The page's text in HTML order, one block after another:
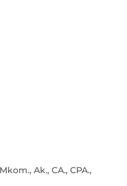
Ak., CA., CPA.,